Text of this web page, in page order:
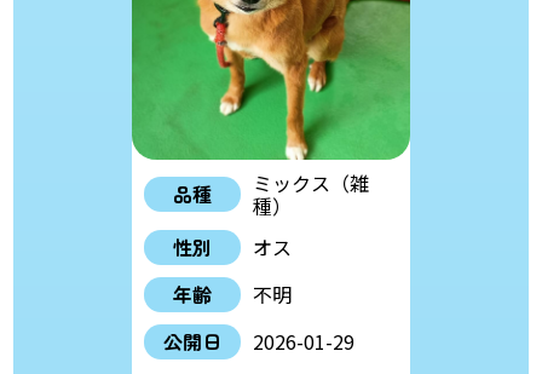
品種 ミックス（雑
種）
性別
オス
年齢
不明
公開日
2026-01-29